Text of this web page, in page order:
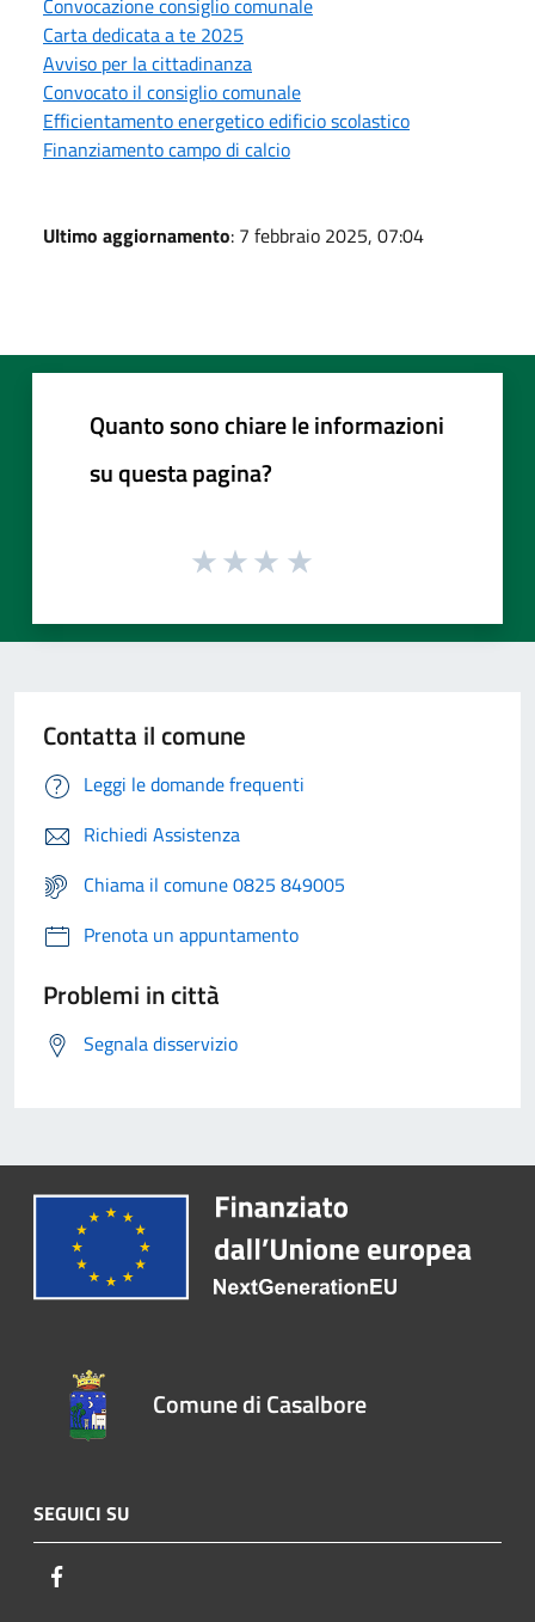
Carta dedicata a te 2025
Avviso per la cittadinanza
Convocato il consiglio comunale
Efficientamento energetico edificio scolastico
Finanziamento campo di calcio
Ultimo aggiornamento: 7 febbraio 2025, 07:04
Quanto sono chiare le informazioni
su questa pagina?
Contatta il comune
Leggi le domande frequenti
Richiedi Assistenza
Chiama il comune 0825 849005
Prenota un appuntamento
Problemi in città
Segnala disservizio
Comune di Casalbore
SEGUICI SU